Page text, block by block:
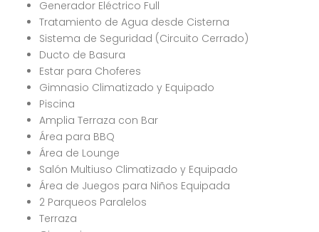
Generador Eléctrico Full
Tratamiento de Agua desde Cisterna
Sistema de Seguridad (Circuito Cerrado)
Ducto de Basura
Estar para Choferes
Gimnasio Climatizado y Equipado
Piscina
Amplia Terraza con Bar
Área para BBQ
Área de Lounge
Salón Multiuso Climatizado y Equipado
Área de Juegos para Niños Equipada
2 Parqueos Paralelos
Terraza